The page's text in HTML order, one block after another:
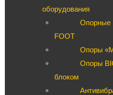
оборудования
Опорные
FOOT
Опоры
Опоры
блоком